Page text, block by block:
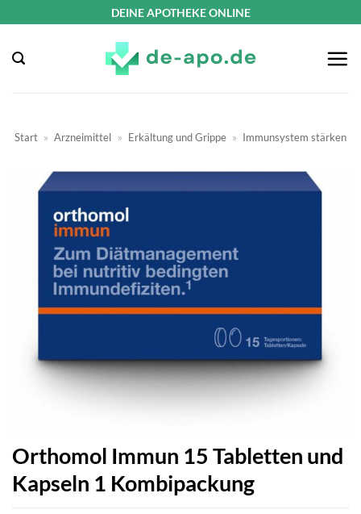
springen
DEINE APOTHEKE ONLINE
Start » Arzneimittel » Erkältung und Grippe » Immunsystem stärken
Orthomol Immun 15 Tabletten und
Kapseln 1 Kombipackung